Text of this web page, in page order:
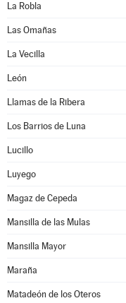
La Robla
Las Omañas
La Vecilla
León
Llamas de la Ribera
Los Barrios de Luna
Lucillo
Luyego
Magaz de Cepeda
Mansilla de las Mulas
Mansilla Mayor
Maraña
Matadeón de los Oteros